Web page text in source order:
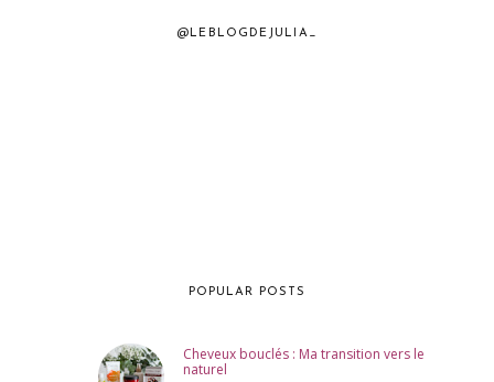
@LEBLOGDEJULIA_
POPULAR POSTS
Cheveux bouclés : Ma transition vers le
naturel